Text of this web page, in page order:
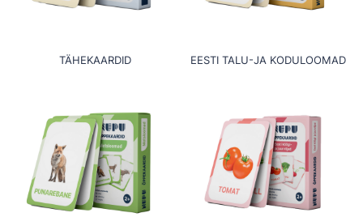
TÄHEKAARDID EESTI TALU-JA KODULOOMAD